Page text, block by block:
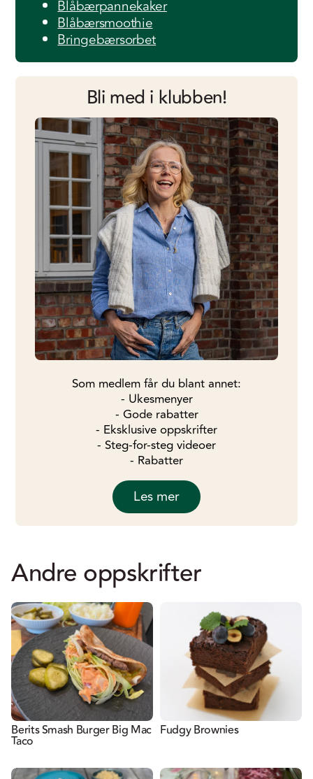
Blåbærpannekaker
Blåbærsmoothie
Bringebærsorbet
Bli med i klubben!
Som medlem får du blant annet:
- Ukesmenyer
- Gode rabatter
- Eksklusive oppskrifter
- Steg-for-steg videoer
- Rabatter
Les mer
Andre oppskrifter
Berits Smash Burger Big Mac
Taco
Fudgy Brownies